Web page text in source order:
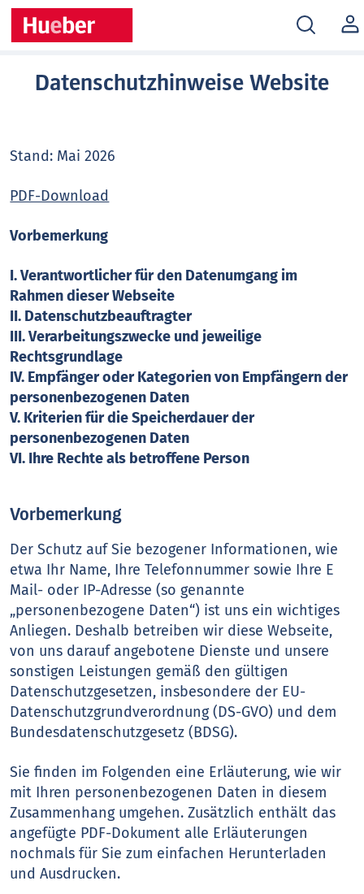
MEIN
Datenschutzhinweise Website
Stand: Mai 2026
PDF-Download
Vorbemerkung
I. Verantwortlicher für den Datenumgang im
Rahmen dieser Webseite
II. Datenschutzbeauftragter
III. Verarbeitungszwecke und jeweilige
Rechtsgrundlage
IV. Empfänger oder Kategorien von Empfängern der
personenbezogenen Daten
V. Kriterien für die Speicherdauer der
personenbezogenen Daten
VI. Ihre Rechte als betroffene Person
Vorbemerkung
Der Schutz auf Sie bezogener Informationen, wie
etwa Ihr Name, Ihre Telefonnummer sowie Ihre E
Mail- oder IP-Adresse (so genannte
„personenbezogene Daten“) ist uns ein wichtiges
Anliegen. Deshalb betreiben wir diese Webseite,
von uns darauf angebotene Dienste und unsere
sonstigen Leistungen gemäß den gültigen
Datenschutzgesetzen, insbesondere der EU-
Datenschutzgrundverordnung (DS-GVO) und dem
Bundesdatenschutzgesetz (BDSG).
Sie finden im Folgenden eine Erläuterung, wie wir
mit Ihren personenbezogenen Daten in diesem
Zusammenhang umgehen. Zusätzlich enthält das
angefügte PDF-Dokument alle Erläuterungen
nochmals für Sie zum einfachen Herunterladen
und Ausdrucken.